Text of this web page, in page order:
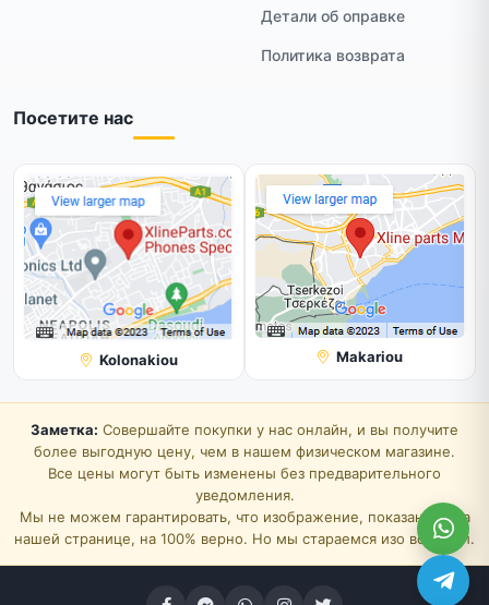
Детали об оправке
Политика возврата
Посетите нас
Kolonakiou Makariou
Заметка: Совершайте покупки у нас онлайн, и вы получите
более выгодную цену, чем в нашем физическом магазине.
Все цены могут быть изменены без предварительного
уведомления.
Мы не можем гарантировать, что изображение, показанное на
нашей странице, на 100% верно. Но мы стараемся изо всех сил.